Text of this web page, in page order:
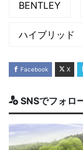
BENTLEY
ハイブリッド
Facebook X
SNSでフォロ